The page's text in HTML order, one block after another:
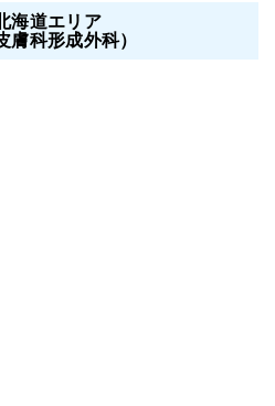
海道エリア
科形成外科）